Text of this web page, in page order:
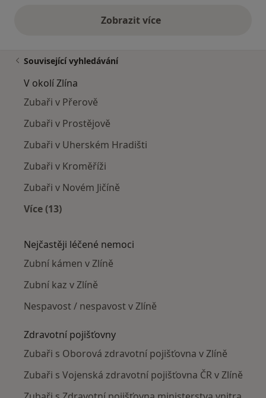
Zobrazit vícevýše uvedené názory
Související vyhledávání
V okolí Zlína
Zubaři v Přerově
Zubaři v Prostějově
Zubaři v Uherském Hradišti
Zubaři v Kroměříži
Zubaři v Novém Jičíně
Více (13)
Nejčastěji léčené nemoci
Zubní kámen v Zlíně
Zubní kaz v Zlíně
Nespavost / nespavost v Zlíně
Zdravotní pojišťovny
Zubaři s Oborová zdravotní pojišťovna v Zlíně
Zubaři s Vojenská zdravotní pojišťovna ČR v Zlíně